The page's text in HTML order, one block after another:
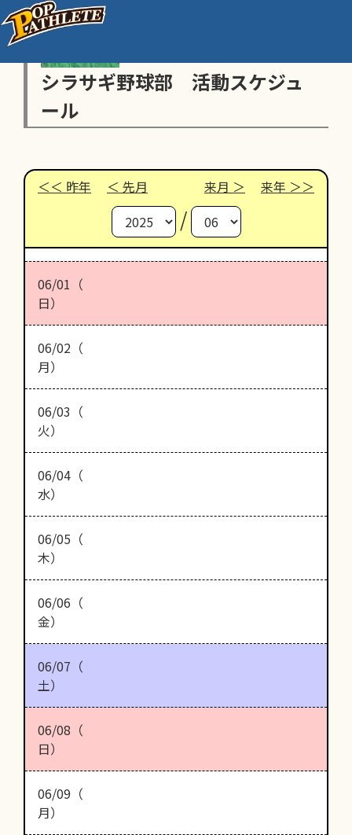
シラサギ野球部 活動スケジュ
ール
昨年 先月 来月 来年
/
06/01（
日）
06/02（
月）
06/03（
火）
06/04（
水）
06/05（
木）
06/06（
金）
06/07（
土）
06/08（
日）
06/09（
月）